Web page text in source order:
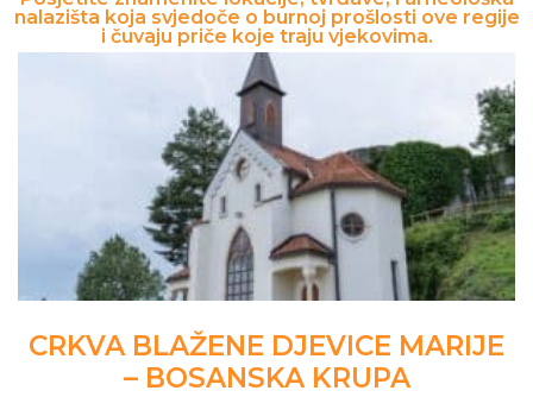
nalazišta koja svjedoče o burnoj prošlosti ove regije
i čuvaju priče koje traju vjekovima.
CRKVA BLAŽENE DJEVICE MARIJE
– BOSANSKA KRUPA